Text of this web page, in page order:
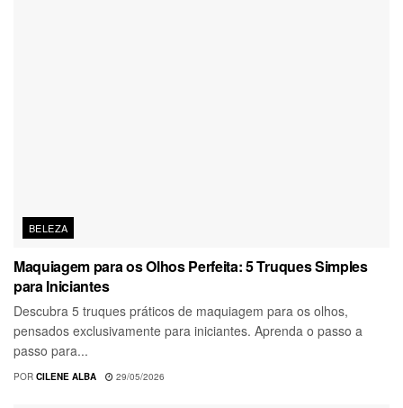
BELEZA
Maquiagem para os Olhos Perfeita: 5 Truques Simples
para Iniciantes
Descubra 5 truques práticos de maquiagem para os olhos,
pensados exclusivamente para iniciantes. Aprenda o passo a
passo para...
POR CILENE ALBA 29/05/2026